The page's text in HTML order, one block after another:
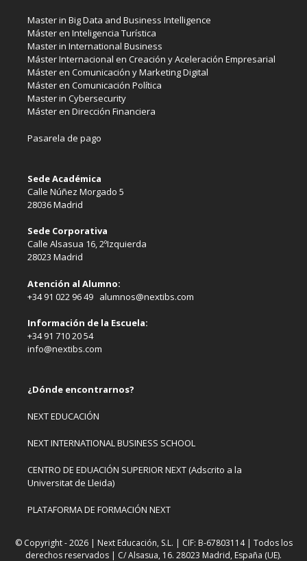
Master in Big Data and Business Intelligence
Máster en Inteligencia Turística
Master in International Business
Máster Internacional en Creación y Aceleración Empresarial
Máster en Comunicación y Marketing Digital
Máster en Comunicación Política
Master in Cybersecurity
Máster en Dirección Financiera
Pasarela de pago
Sede Académica
Calle Núñez Morgado 5
28036 Madrid
Sede Corporativa
Calle Alsasua 16, 2ºIzquierda
28023 Madrid
Atención al Alumno:
+34 91 022 96 49 alumnos@nextibs.com
Información de la Escuela:
+34 91 710 20 54
info@nextibs.com
¿Dónde encontrarnos?
NEXT EDUCACIÓN
NEXT INTERNATIONAL BUSINESS SCHOOL
CENTRO DE EDUACIÓN SUPERIOR NEXT (Adscrito a la
Universitat de Lleida)
PLATAFORMA DE FORMACIÓN NEXT
© Copyright - 2026 | Next Educación, S.L. | CIF: B-67803114 | Todos los
derechos reservados | C/ Alsasua, 16. 28023 Madrid, España (UE).